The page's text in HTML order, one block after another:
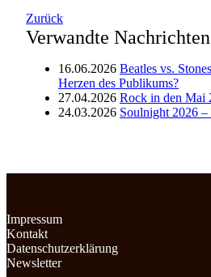
Zurück
Verwandte Nachrichten
16.06.2026 Beatles vs.
Herzen des Publikums?
27.04.2026 Rock in den Mai
24.03.2026 Soulnight 2026
Impressum
Kontakt
Datenschutzerklärung
Newsletter